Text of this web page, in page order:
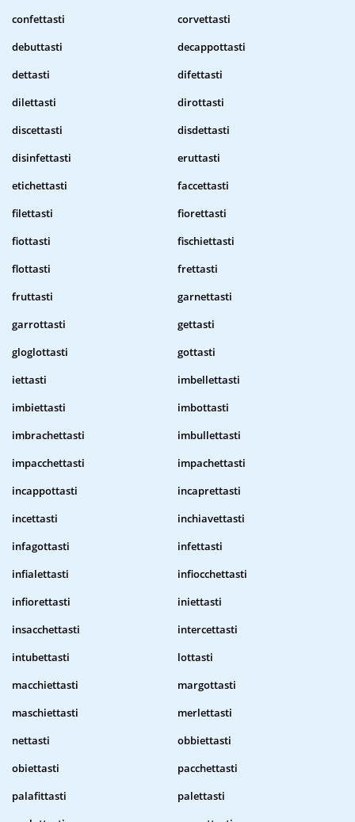
confettasti
corvettasti
debuttasti
decappottasti
dettasti
difettasti
dilettasti
dirottasti
discettasti
disdettasti
disinfettasti
eruttasti
etichettasti
faccettasti
filettasti
fiorettasti
fiottasti
fischiettasti
flottasti
frettasti
fruttasti
garnettasti
garrottasti
gettasti
gloglottasti
gottasti
iettasti
imbellettasti
imbiettasti
imbottasti
imbrachettasti
imbullettasti
impacchettasti
impachettasti
incappottasti
incaprettasti
incettasti
inchiavettasti
infagottasti
infettasti
infialettasti
infiocchettasti
infiorettasti
iniettasti
insacchettasti
intercettasti
intubettasti
lottasti
macchiettasti
margottasti
maschiettasti
merlettasti
nettasti
obbiettasti
obiettasti
pacchettasti
palafittasti
palettasti